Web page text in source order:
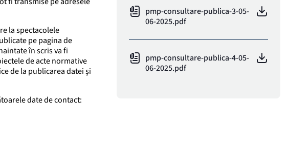
la spectacolele
pe pagina de
în scris va fi
de acte normative
de la publicarea datei și
date de contact:
pmp-consultare-publica-3-05-
06-2025.pdf
pmp-consultare-publica-4-05-
06-2025.pdf